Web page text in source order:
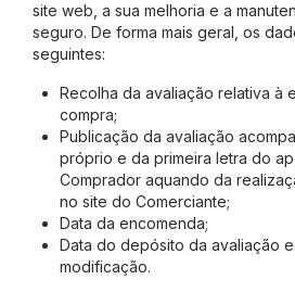
site web, a sua melhoria e a
seguro. De forma mais geral, os
seguintes:
Recolha da avaliação relativa à
compra;
Publicação da avaliação
próprio e da primeira letra do
Comprador aquando da
no site do Comerciante;
Data da encomenda;
Data do depósito da avaliação
modificação.